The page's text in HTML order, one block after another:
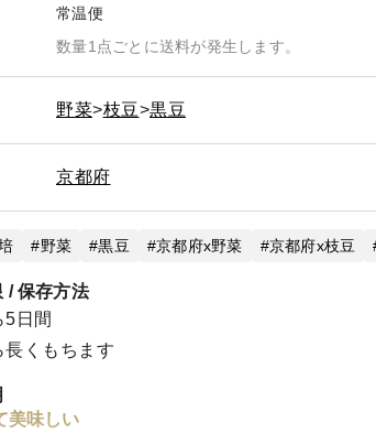
常温便
数量1点ごとに送料が発生します。
野菜 枝豆 黒豆
京都府
野菜 黒豆 京都府x野菜 京都府x枝豆
/ 保存方法
5日間
長くもちます
美味しい